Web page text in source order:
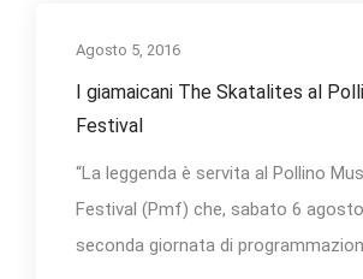
Agosto 5, 2016
I giamaicani The Skatalites al
Festival
“La leggenda è servita al Pollino
Festival (Pmf) che, sabato 6
seconda giornata di